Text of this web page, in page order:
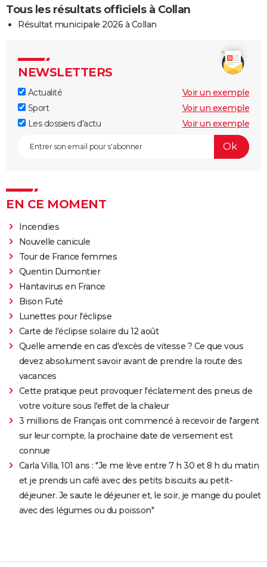
Tous les résultats officiels à Collan
Résultat municipale 2026 à Collan
NEWSLETTERS
Actualité
Voir un exemple
Sport
Voir un exemple
Les dossiers d'actu
Voir un exemple
EN CE MOMENT
Incendies
Nouvelle canicule
Tour de France femmes
Quentin Dumontier
Hantavirus en France
Bison Futé
Lunettes pour l'éclipse
Carte de l'éclipse solaire du 12 août
Quelle amende en cas d'excès de vitesse ? Ce que vous
devez absolument savoir avant de prendre la route des
vacances
Cette pratique peut provoquer l'éclatement des pneus de
votre voiture sous l'effet de la chaleur
3 millions de Français ont commencé à recevoir de l'argent
sur leur compte, la prochaine date de versement est
connue
Carla Villa, 101 ans : "Je me lève entre 7 h 30 et 8 h du matin
et je prends un café avec des petits biscuits au petit-
déjeuner. Je saute le déjeuner et, le soir, je mange du poulet
avec des légumes ou du poisson"